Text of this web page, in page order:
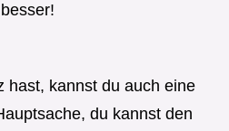
hast, kannst du auch eine
du kannst den